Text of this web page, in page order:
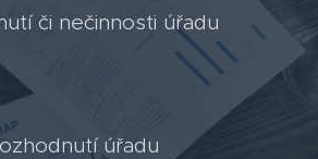
či nečinnosti úřadu
úřadu